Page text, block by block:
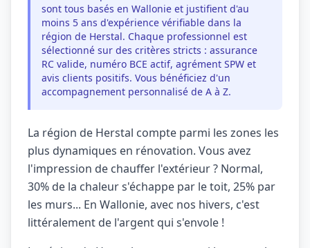
sont tous basés en Wallonie et justifient d'au
moins 5 ans d'expérience vérifiable dans la
région de Herstal. Chaque professionnel est
sélectionné sur des critères stricts : assurance
RC valide, numéro BCE actif, agrément SPW et
avis clients positifs. Vous bénéficiez d'un
accompagnement personnalisé de A à Z.
La région de Herstal compte parmi les zones les
plus dynamiques en rénovation. Vous avez
l'impression de chauffer l'extérieur ? Normal,
30% de la chaleur s'échappe par le toit, 25% par
les murs... En Wallonie, avec nos hivers, c'est
littéralement de l'argent qui s'envole !